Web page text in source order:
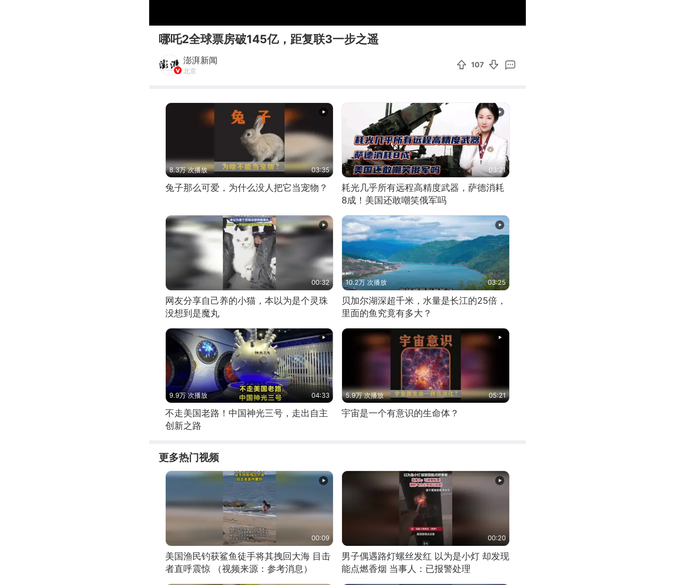
哪吒2全球票房破145亿，距复联3一步之遥
澎湃新闻
北京
107
8.3万 次播放 03:35
兔子那么可爱，为什么没人把它当宠物？
03:21
耗光几乎所有远程高精度武器，萨德消耗
8成！美国还敢嘲笑俄军吗
00:32
网友分享自己养的小猫，本以为是个灵珠
没想到是魔丸
10.2万 次播放 03:25
贝加尔湖深超千米，水量是长江的25倍，
里面的鱼究竟有多大？
9.9万 次播放 04:33
不走美国老路！中国神光三号，走出自主
创新之路
5.9万 次播放 05:21
宇宙是一个有意识的生命体？
更多热门视频
00:09
美国渔民钓获鲨鱼徒手将其拽回大海 目击
者直呼震惊 （视频来源：参考消息）
00:20
男子偶遇路灯螺丝发红 以为是小灯 却发现
能点燃香烟 当事人：已报警处理